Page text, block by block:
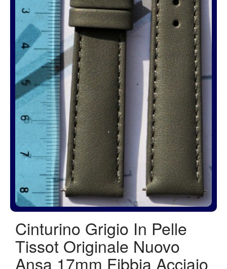
Cinturino Grigio In Pelle
Tissot Originale Nuovo
Ansa 17mm Fibbia Acciaio